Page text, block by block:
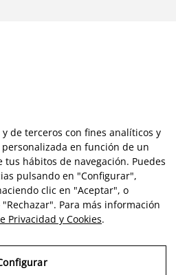
de terceros con fines analíticos y
en función de un
hábitos de navegación. Puedes
pulsando en "Configurar",
clic en "Aceptar", o
Para más información
Privacidad y Cookies.